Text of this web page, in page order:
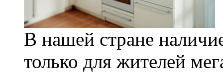
В нашей стране
только для жителей